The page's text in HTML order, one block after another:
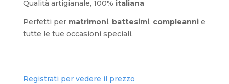
Qualità artigianale, 100% italiana
Perfetti per matrimoni, battesimi, compleannie
tutte le tue occasioni speciali.
Registrati per vedere il prezzo